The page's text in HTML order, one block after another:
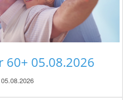
60+ 05.08.2026